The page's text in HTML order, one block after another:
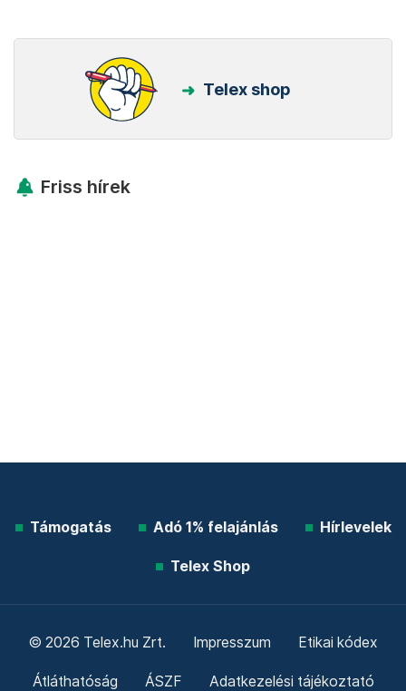
Telex shop
Friss hírek
Támogatás Adó 1% felajánlás Hírlevelek
Telex Shop
© 2026 Telex.hu Zrt. Impresszum Etikai kódex
Átláthatóság ÁSZF Adatkezelési tájékoztató